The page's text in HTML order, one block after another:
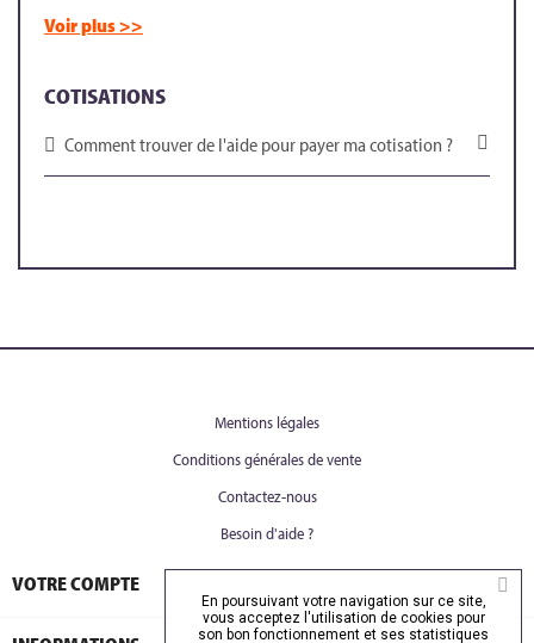
Voir plus >>
COTISATIONS
Comment trouver de l'aide pour payer ma cotisation ?
Mentions légales
Conditions générales de vente
Contactez-nous
Besoin d'aide ?
VOTRE COMPTE 
En poursuivant votre navigation sur ce site,
vous acceptez l'utilisation de cookies pour
son bon fonctionnement et ses statistiques